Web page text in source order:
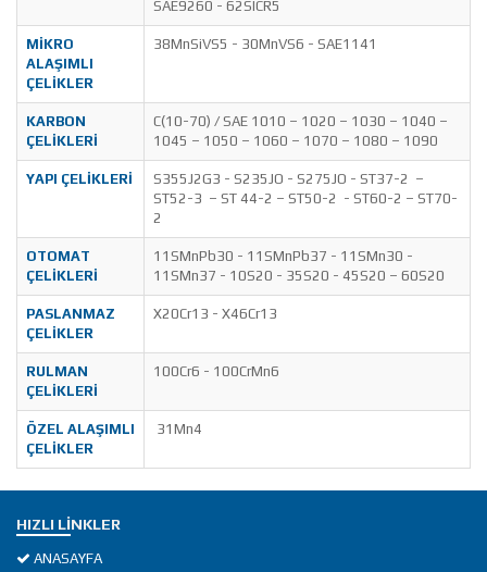
SAE9260 - 62SICR5
MİKRO
ALAŞIMLI
ÇELİKLER
38MnSiVS5 - 30MnVS6 - SAE1141
KARBON
ÇELİKLERİ
C(10-70) / SAE 1010 – 1020 – 1030 – 1040 –
1045 – 1050 – 1060 – 1070 – 1080 – 1090
YAPI ÇELİKLERİ
S355J2G3 - S235JO - S275JO - ST37-2 –
ST52-3 – ST 44-2 – ST50-2 - ST60-2 – ST70-
2
OTOMAT
ÇELİKLERİ
11SMnPb30 - 11SMnPb37 - 11SMn30 -
11SMn37 - 10S20 - 35S20 - 45S20 – 60S20
PASLANMAZ
ÇELİKLER
X20Cr13 - X46Cr13
RULMAN
ÇELİKLERİ
100Cr6 - 100CrMn6
ÖZEL ALAŞIMLI
ÇELİKLER
31Mn4
HIZLI LINKLER
ANASAYFA